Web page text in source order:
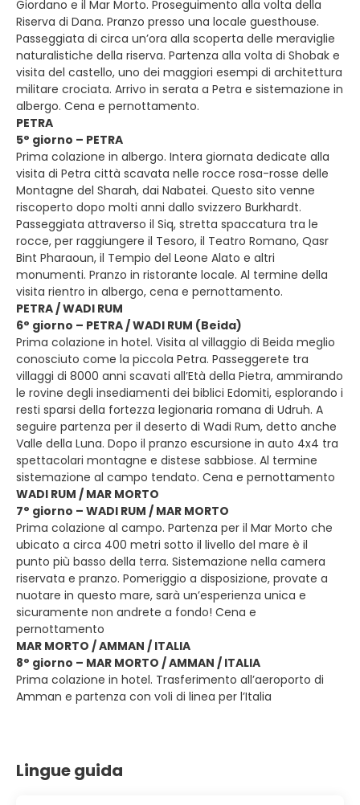
Giordano e il Mar Morto. Proseguimento alla volta della
Riserva di Dana. Pranzo presso una locale guesthouse.
Passeggiata di circa un’ora alla scoperta delle meraviglie
naturalistiche della riserva. Partenza alla volta di Shobak e
visita del castello, uno dei maggiori esempi di architettura
militare crociata. Arrivo in serata a Petra e sistemazione in
albergo. Cena e pernottamento.
PETRA
5° giorno – PETRA
Prima colazione in albergo. Intera giornata dedicate alla
visita di Petra città scavata nelle rocce rosa-rosse delle
Montagne del Sharah, dai Nabatei. Questo sito venne
riscoperto dopo molti anni dallo svizzero Burkhardt.
Passeggiata attraverso il Siq, stretta spaccatura tra le
rocce, per raggiungere il Tesoro, il Teatro Romano, Qasr
Bint Pharaoun, il Tempio del Leone Alato e altri
monumenti. Pranzo in ristorante locale. Al termine della
visita rientro in albergo, cena e pernottamento.
PETRA / WADI RUM
6° giorno – PETRA / WADI RUM (Beida)
Prima colazione in hotel. Visita al villaggio di Beida meglio
conosciuto come la piccola Petra. Passeggerete tra
villaggi di 8000 anni scavati all’Età della Pietra, ammirando
le rovine degli insediamenti dei biblici Edomiti, esplorando i
resti sparsi della fortezza legionaria romana di Udruh. A
seguire partenza per il deserto di Wadi Rum, detto anche
Valle della Luna. Dopo il pranzo escursione in auto 4x4 tra
spettacolari montagne e distese sabbiose. Al termine
sistemazione al campo tendato. Cena e pernottamento
WADI RUM / MAR MORTO
7° giorno – WADI RUM / MAR MORTO
Prima colazione al campo. Partenza per il Mar Morto che
ubicato a circa 400 metri sotto il livello del mare è il
punto più basso della terra. Sistemazione nella camera
riservata e pranzo. Pomeriggio a disposizione, provate a
nuotare in questo mare, sarà un’esperienza unica e
sicuramente non andrete a fondo! Cena e
pernottamento
MAR MORTO / AMMAN / ITALIA
8° giorno – MAR MORTO / AMMAN / ITALIA
Prima colazione in hotel. Trasferimento all’aeroporto di
Amman e partenza con voli di linea per l’Italia
Lingue guida